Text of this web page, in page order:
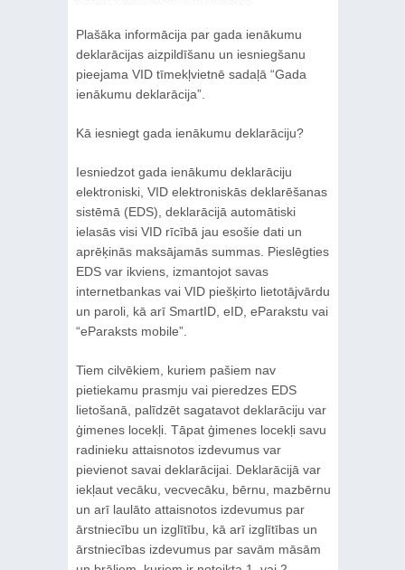
Plašāka informācija par gada ienākumu
deklarācijas aizpildīšanu un iesniegšanu
pieejama VID tīmekļvietnē sadaļā “Gada
ienākumu deklarācija”.
Kā iesniegt gada ienākumu deklarāciju?
Iesniedzot gada ienākumu deklarāciju
elektroniski, VID elektroniskās deklarēšanas
sistēmā (EDS), deklarācijā automātiski
ielasās visi VID rīcībā jau esošie dati un
aprēķinās maksājamās summas. Pieslēgties
EDS var ikviens, izmantojot savas
internetbankas vai VID piešķirto lietotājvārdu
un paroli, kā arī SmartID, eID, eParakstu vai
“eParaksts mobile”.
Tiem cilvēkiem, kuriem pašiem nav
pietiekamu prasmju vai pieredzes EDS
lietošanā, palīdzēt sagatavot deklarāciju var
ģimenes locekļi. Tāpat ģimenes locekļi savu
radinieku attaisnotos izdevumus var
pievienot savai deklarācijai. Deklarācijā var
iekļaut vecāku, vecvecāku, bērnu, mazbērnu
un arī laulāto attaisnotos izdevumus par
ārstniecību un izglītību, kā arī izglītības un
ārstniecības izdevumus par savām māsām